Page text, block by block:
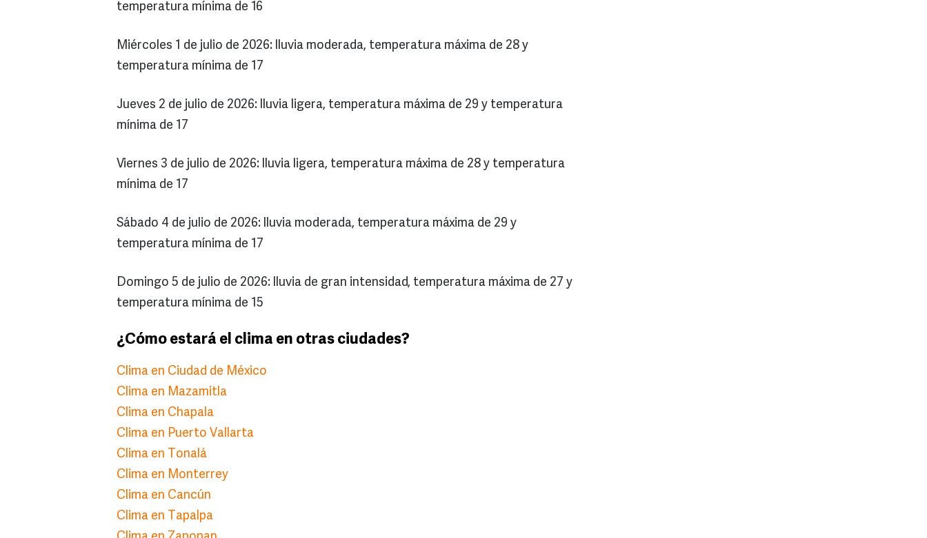
temperatura mínima de 16
Miércoles 1 de julio de 2026: lluvia moderada, temperatura máxima de 28 y
temperatura mínima de 17
Jueves 2 de julio de 2026: lluvia ligera, temperatura máxima de 29 y temperatura
mínima de 17
Viernes 3 de julio de 2026: lluvia ligera, temperatura máxima de 28 y temperatura
mínima de 17
Sábado 4 de julio de 2026: lluvia moderada, temperatura máxima de 29 y
temperatura mínima de 17
Domingo 5 de julio de 2026: lluvia de gran intensidad, temperatura máxima de 27 y
temperatura mínima de 15
¿Cómo estará el clima en otras ciudades?
Clima en Ciudad de México
Clima en Mazamitla
Clima en Chapala
Clima en Puerto Vallarta
Clima en Tonalá
Clima en Monterrey
Clima en Cancún
Clima en Tapalpa